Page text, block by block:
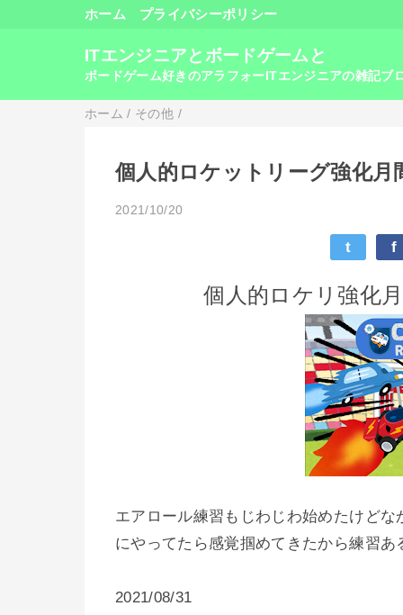
ホーム プライバシーポリシー
ITエンジニアとボードゲームと
ボードゲーム好きのアラフォーITエンジニアの雑記ブ
ホーム / その他 /
個人的ロケットリーグ強化
2021/10/20
t f
個人的ロケリ強化
エアロール練習もじわじわ始めたけど
にやってたら感覚掴めてきたから練習あ
2021/08/31